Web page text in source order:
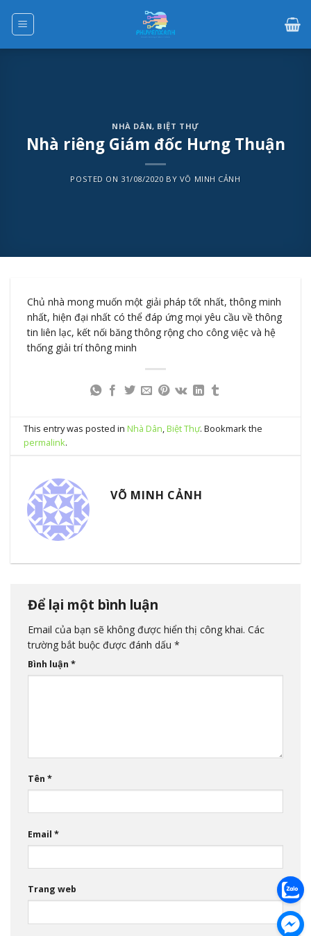
NHÀ DÂN, BIỆT THỰ
Nhà riêng Giám đốc Hưng Thuận
POSTED ON 31/08/2020 BY VÕ MINH CẢNH
Chủ nhà mong muốn một giải pháp tốt nhất, thông minh
nhất, hiện đại nhất có thể đáp ứng mọi yêu cầu về thông
tin liên lạc, kết nối băng thông rộng cho công việc và hệ
thống giải trí thông minh
This entry was posted inNhà Dân,Biệt Thự. Bookmark the
permalink.
VÕ MINH CẢNH
Để lại một bình luận
Email của bạn sẽ không được hiển thị công khai. Các
trường bắt buộc được đánh dấu *
Bình luận *
Tên *
Email *
Trang web